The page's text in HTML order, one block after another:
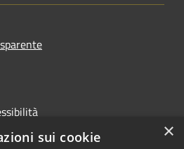
×
sui cookie